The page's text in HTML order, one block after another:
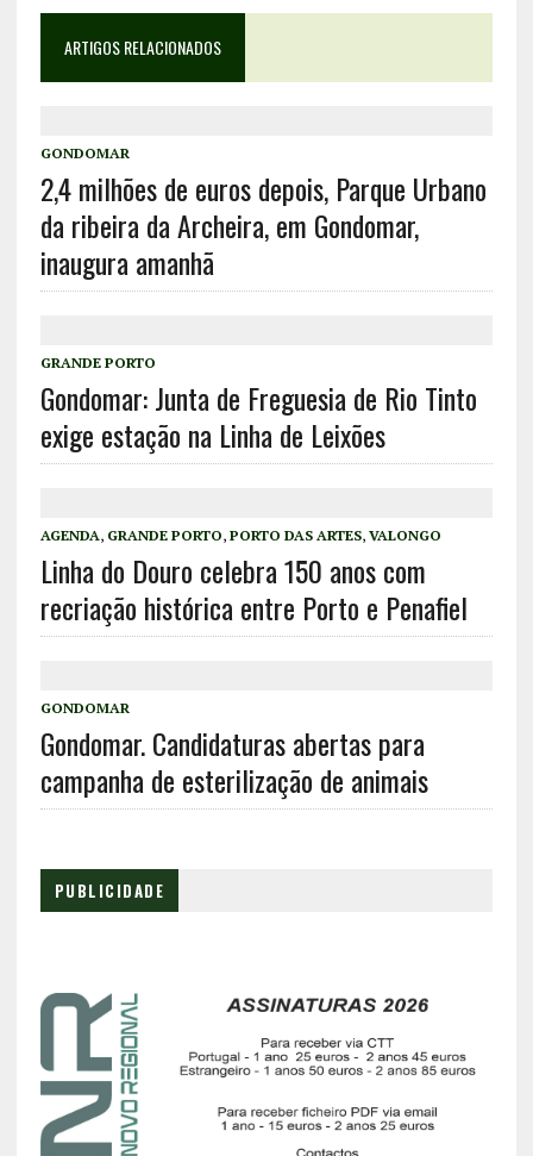
ARTIGOS RELACIONADOS
GONDOMAR
2,4 milhões de euros depois, Parque Urbano
da ribeira da Archeira, em Gondomar,
inaugura amanhã
GRANDE PORTO
Gondomar: Junta de Freguesia de Rio Tinto
exige estação na Linha de Leixões
AGENDA, GRANDE PORTO, PORTO DAS ARTES, VALONGO
Linha do Douro celebra 150 anos com
recriação histórica entre Porto e Penafiel
GONDOMAR
Gondomar. Candidaturas abertas para
campanha de esterilização de animais
PUBLICIDADE